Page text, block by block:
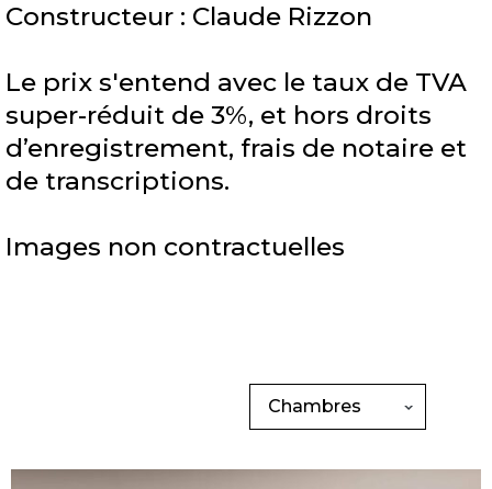
Constructeur : Claude Rizzon
Le prix s'entend avec le taux de TVA
super-réduit de 3%, et hors droits
d’enregistrement, frais de notaire et
de transcriptions.
Images non contractuelles
Chambres